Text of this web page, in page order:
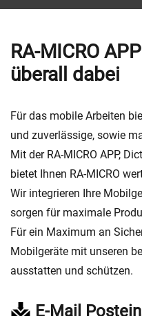
RA-MICRO
überall dabei
Für das mobile Arbeiten
und zuverlässige, sowie
Mit der RA-MICRO APP,
bietet Ihnen RA-MICRO
Wir integrieren Ihre
sorgen für maximale
Für ein Maximum an
Mobilgeräte mit unseren
ausstatten und schützen.
E-Mail